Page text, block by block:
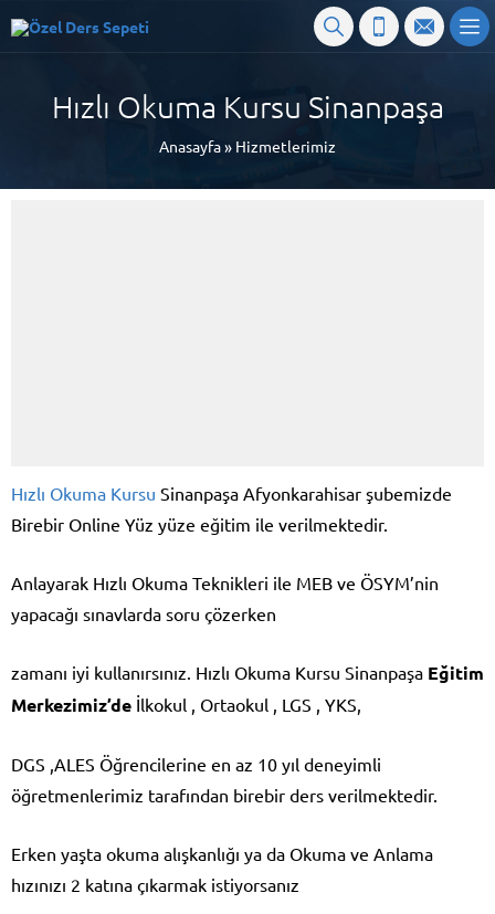
Hızlı Okuma Kursu Sinanpaşa
Anasayfa» Hizmetlerimiz
Hızlı Okuma Kursu Sinanpaşa Afyonkarahisar şubemizde
Birebir Online Yüz yüze eğitim ile verilmektedir.
Anlayarak Hızlı Okuma Teknikleri ile MEB ve ÖSYM’nin
yapacağı sınavlarda soru çözerken
zamanı iyi kullanırsınız. Hızlı Okuma Kursu Sinanpaşa Eğitim
Merkezimiz’de İlkokul , Ortaokul , LGS , YKS,
DGS ,ALES Öğrencilerine en az 10 yıl deneyimli
öğretmenlerimiz tarafından birebir ders verilmektedir.
Erken yaşta okuma alışkanlığı ya da Okuma ve Anlama
hızınızı 2 katına çıkarmak istiyorsanız